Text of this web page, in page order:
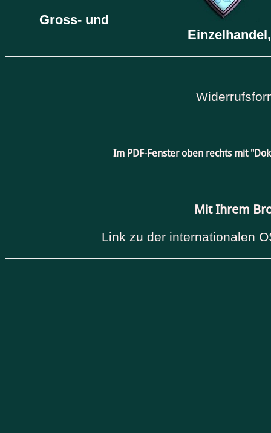
Gross- und
Im PDF-Fenster oben rechts mit
Mit Ihrem
Link zu der internationalen